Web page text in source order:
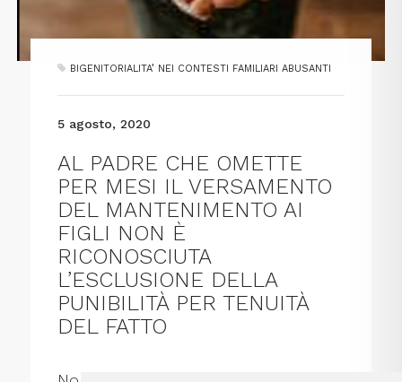
BIGENITORIALITA’ NEI CONTESTI FAMILIARI ABUSANTI
5 agosto, 2020
AL PADRE CHE OMETTE
PER MESI IL VERSAMENTO
DEL MANTENIMENTO AI
FIGLI NON È
RICONOSCIUTA
L’ESCLUSIONE DELLA
PUNIBILITÀ PER TENUITÀ
DEL FATTO